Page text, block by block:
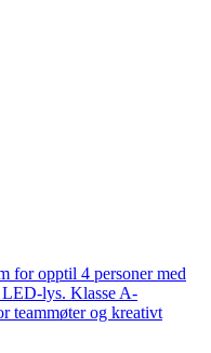
for opptil 4 personer med
lys. Klasse A-
teammøter og kreativt